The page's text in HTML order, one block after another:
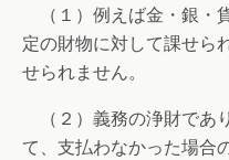
（１）例えば金・銀・
定の財物に対して課せら
せられません。
（２）義務の浄財であ
て、支払わなかった場合